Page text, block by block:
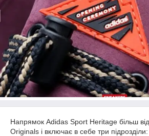
Напрямок Adidas Sport Heritage більш
Originals і включає в себе три